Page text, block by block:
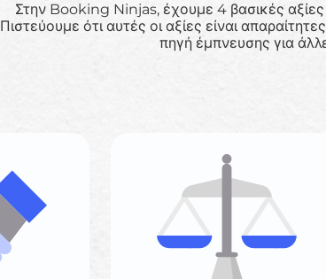
Στην Booking Ninjas, έχουμε 4 βασικές αξίες
Πιστεύουμε ότι αυτές οι αξίες είναι
πηγή έμπνευσης για